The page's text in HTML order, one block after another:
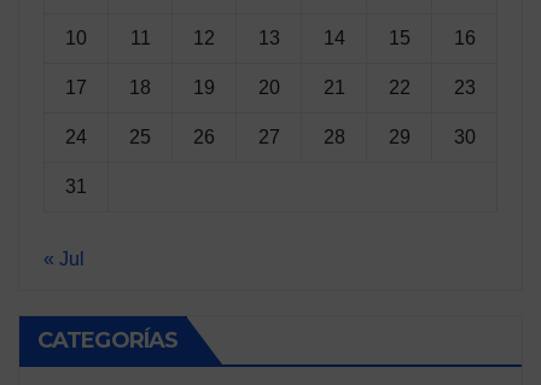
10 11 12 13 14 15 16
17 18 19 20 21 22 23
24 25 26 27 28 29 30
31
« Jul
CATEGORÍAS